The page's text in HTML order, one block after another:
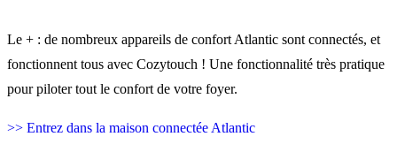
Le + : de nombreux appareils de confort Atlantic sont connectés, et
fonctionnent tous avec Cozytouch ! Une fonctionnalité très pratique
pour piloter tout le confort de votre foyer.
>> Entrez dans la maison connectée Atlantic